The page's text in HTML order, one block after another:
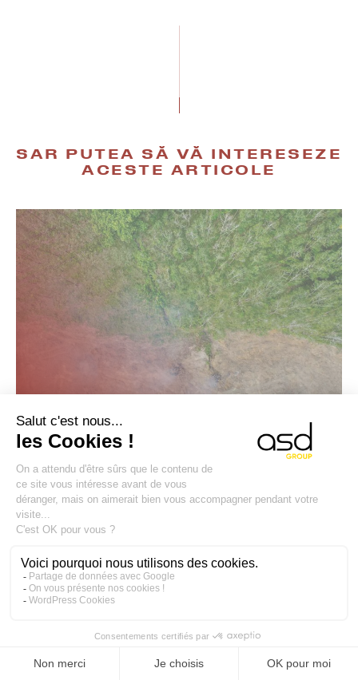
SAR PUTEA SĂ VĂ INTERESEZE
ACESTE ARTICOLE
VAMAL 19 august 2025
Declarație de diligență rezonabilă
conform Regulamentului UE privind
defrișările (EUDR) 2023/1115
Ca răspuns la criza climatică și la pierderea alarmantă a
pădurilor la nivel global, Uniunea Europeană a adoptat
Regulamentul UE privind defrișările — Regulamentul (UE)